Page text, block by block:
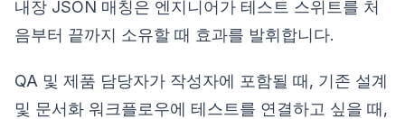
내장 JSON 매칭은 엔지니어가 테스트 스위트를 처
음부터 끝까지 소유할 때 효과를 발휘합니다.
QA 및 제품 담당자가 작성자에 포함될 때, 기존 설계
및 문서화 워크플로우에 테스트를 연결하고 싶을 때,